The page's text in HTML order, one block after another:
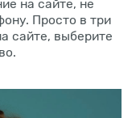
на сайте, не
Просто в три
сайте, выберите